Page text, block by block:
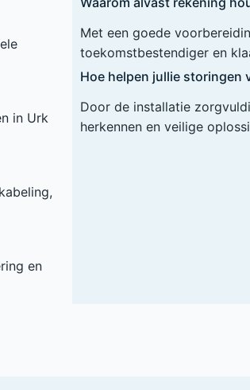
in Urk
en
Met een goede
toekomstbestendiger en
Hoe helpen jullie storingen
Door de installatie
herkennen en veilige